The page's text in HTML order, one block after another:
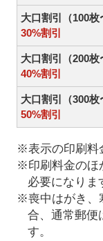
大口割引（100枚
30%割引
大口割引（200枚
40%割引
大口割引（300枚
50%割引
※表示の印刷料
※印刷料金のほ
必要になりま
※喪中はがき、
合、通常郵便
す。